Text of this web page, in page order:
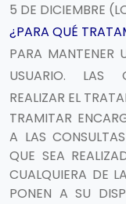
5 DE DICIEMBRE
¿PARA QUÉ
PARA MANTENER
USUARIO. LAS
REALIZAR EL
TRAMITAR
A LAS
QUE SEA
CUALQUIERA DE
PONEN A SU